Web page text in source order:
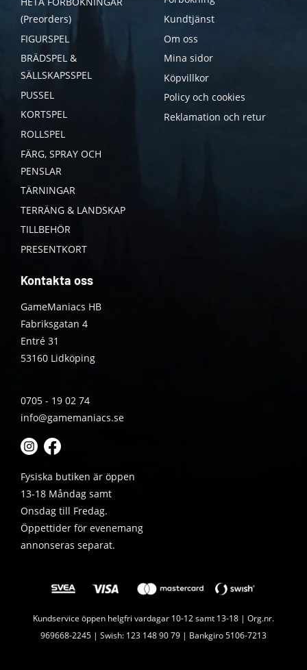
(Preorders)
FIGURSPEL
BRÄDSPEL &
SÄLLSKAPSSPEL
PUSSEL
KORTSPEL
ROLLSPEL
FÄRG, SPRAY OCH
PENSLAR
TÄRNINGAR
TERRÄNG & LANDSKAP
TILLBEHÖR
PRESENTKORT
Kundtjänst
Om oss
Mina sidor
Köpvillkor
Policy och cookies
Reklamation och retur
Kontakta oss
GameManiacs HB
Fabriksgatan 4
Entré 31
53160 Lidköping
0705 - 19 02 74
info@gamemaniacs.se
Fysiska butiken är öppen
13-18 Måndag samt
Onsdag till Fredag.
Öppettider för evenemang
annonseras separat.
Kundservice öppen helgfri vardagar 10-12 samt 13-18 | Org.nr.
969668-2245 | Swish: 123 148 90 79 | Bankgiro 5106-7213